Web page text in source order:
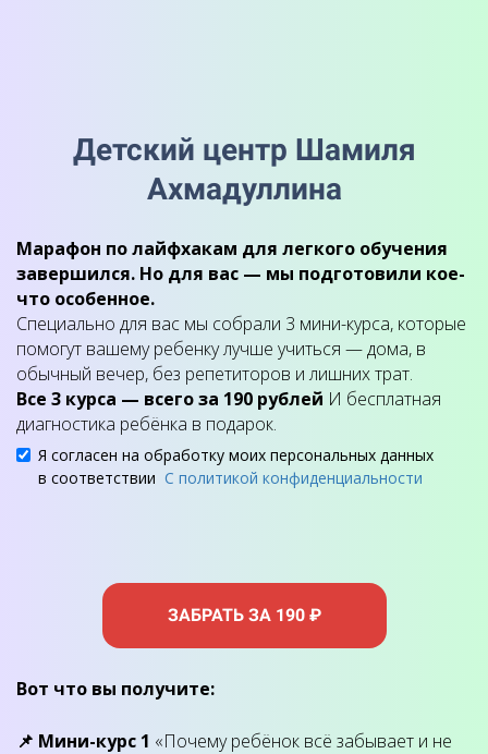
Детский центр Шамиля
Ахмадуллина
Марафон по лайфхакам для легкого обучения
завершился. Но для вас — мы подготовили кое-
что особенное.
Специально для вас мы собрали 3 мини-курса, которые
помогут вашему ребенку лучше учиться — дома, в
обычный вечер, без репетиторов и лишних трат.
Все 3 курса — всего за 190 рублей И бесплатная
диагностика ребёнка в подарок.
Я согласен на обработку моих персональных данных
в соответствии С политикой конфиденциальности
ЗАБРАТЬ ЗА 190 ₽
Вот что вы получите:
📌 Мини-курс 1 «Почему ребёнок всё забывает и не